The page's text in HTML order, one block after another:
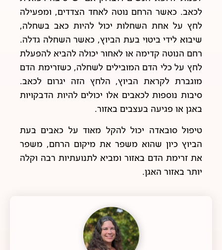
לכאב. כאשר הרחם נוטה לאחד הצדדים, ומפעילה
לחץ על אחת השחלות יכול להיות כאב בשחלה,
שיבוא לידי ביטוי בעת הביוץ, כאשר השחלה גדלה.
רחם הנוטה קדימה או לאחור יכולה להביא להפעלת
לחץ על כלי הדם המובילים לשחלה, כשזרימת הדם
מוגברת לקראת הביוץ, הלחץ הזה יגרום לכאב.
סיבות נוספות לכאבים אלו יכולים להיות הדבקויות
באגן או פגיעה בעצבים באזור.
טיפול סובאדה יכול להקל מאוד על כאבים בעת
הביוץ כיון שהוא משפר את מיקום הרחם, משפר
את זרימת הדם באזור ומביא לתנועתיות רבה וקלה
יותר באזור האגן.